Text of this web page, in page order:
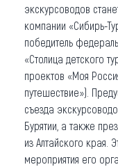
экскурсоводов
компании «Сибирь-
победитель
«Столица детского
проектов «Моя
путешествие»).
съезда
Бурятии, а также
из Алтайского края.
мероприятия его